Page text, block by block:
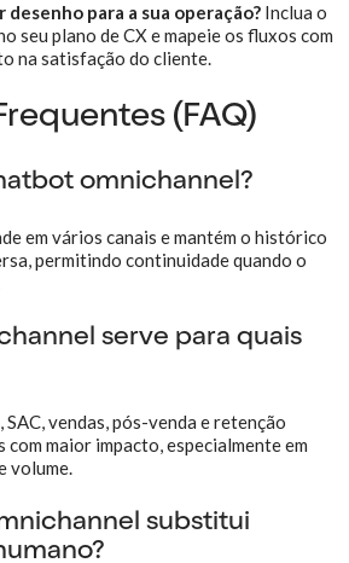
desenho para a sua operação? Inclua o
seu plano de CX e mapeie os fluxos com
na satisfação do cliente.
(FAQ)
omnichannel?
em vários canais e mantém o histórico
permitindo continuidade quando o
serve para quais
vendas, pós-venda e retenção
com maior impacto, especialmente em
volume.
substitui